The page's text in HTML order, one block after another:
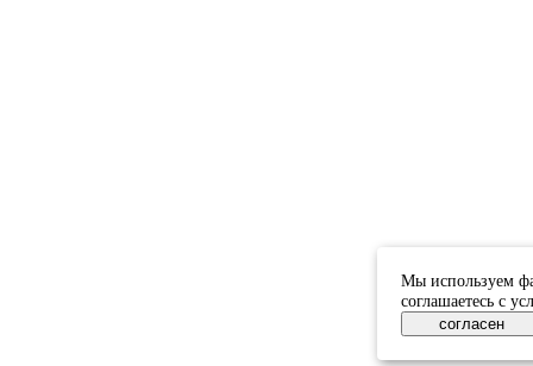
Мы используем
соглашаетесь с
согласен